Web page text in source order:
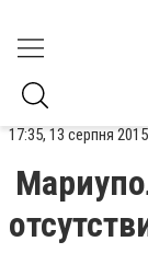
17:35, 13 серпня